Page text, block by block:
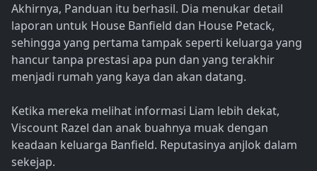
Akhirnya, Panduan itu berhasil. Dia menukar detail
laporan untuk House Banfield dan House Petack,
sehingga yang pertama tampak seperti keluarga yang
hancur tanpa prestasi apa pun dan yang terakhir
menjadi rumah yang kaya dan akan datang.
Ketika mereka melihat informasi Liam lebih dekat,
Viscount Razel dan anak buahnya muak dengan
keadaan keluarga Banfield. Reputasinya anjlok dalam
sekejap.